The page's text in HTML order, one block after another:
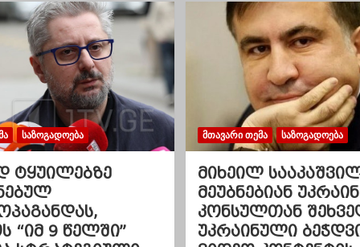
ᲡᲐᲖᲝᲒᲐᲓᲝᲔᲑᲐ
ტყუილებზე
“იმ 9 წელში”
ᲛᲗᲐᲕᲐᲠᲘ ᲗᲔᲛᲐ ᲡᲐᲖᲝᲒᲐᲓᲝᲔᲑᲐ
მიხეილ
მეუბნებიან
კონსულთან
უკრაინული